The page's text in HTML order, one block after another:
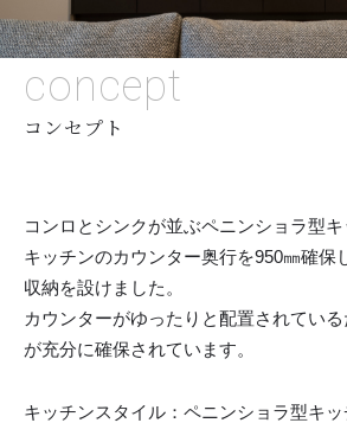
concept
コンセプト
コンロとシンクが並ぶペニンショラ型キ
キッチンのカウンター奥行を950㎜確保
収納を設けました。
カウンターがゆったりと配置されてい
が充分に確保されています。
キッチンスタイル：ペニンショラ型キッ